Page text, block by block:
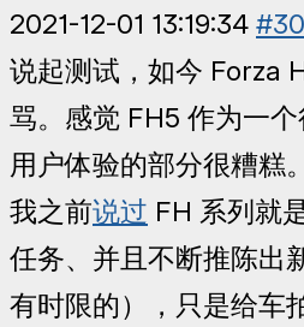
2021-12-01 13:19:34
说起测试，如今 Forza
骂。感觉 FH5 作为一
用户体验的部分很糟糕。
我之前说过 FH 系列就
任务、并且不断推陈出
有时限的），只是给车